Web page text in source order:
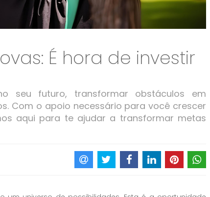
É hora de investir
seu futuro, transformar obstáculos em
Com o apoio necessário para você crescer
aqui para te ajudar a transformar metas